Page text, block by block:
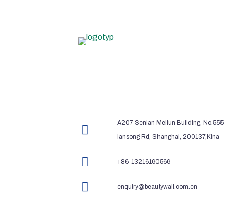
A207 Senlan Meilun Building, No.555
lansong Rd, Shanghai, 200137,Kina
+86-13216160566
enquiry@beautywall.com.cn